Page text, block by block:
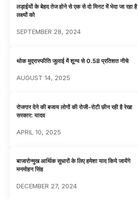
लड़ाईयों के बेहद तेज होने से एक से दो मिनट में भेदा जा रहा है
लक्ष्यों को
SEPTEMBER 28, 2024
थोक मुद्रास्फीति जुलाई में शून्य से 0.58 प्रतिशत नीचे
AUGUST 14, 2025
रोजगार देने की बजाय लोगों की रोजी-रोटी छीन रही है रेखा
सरकार: यादव
APRIL 10, 2025
बाजारोन्मुख आर्थिक सुधारों के लिए हमेशा याद किये जायेंगे
मनमाेहन सिंह
DECEMBER 27, 2024